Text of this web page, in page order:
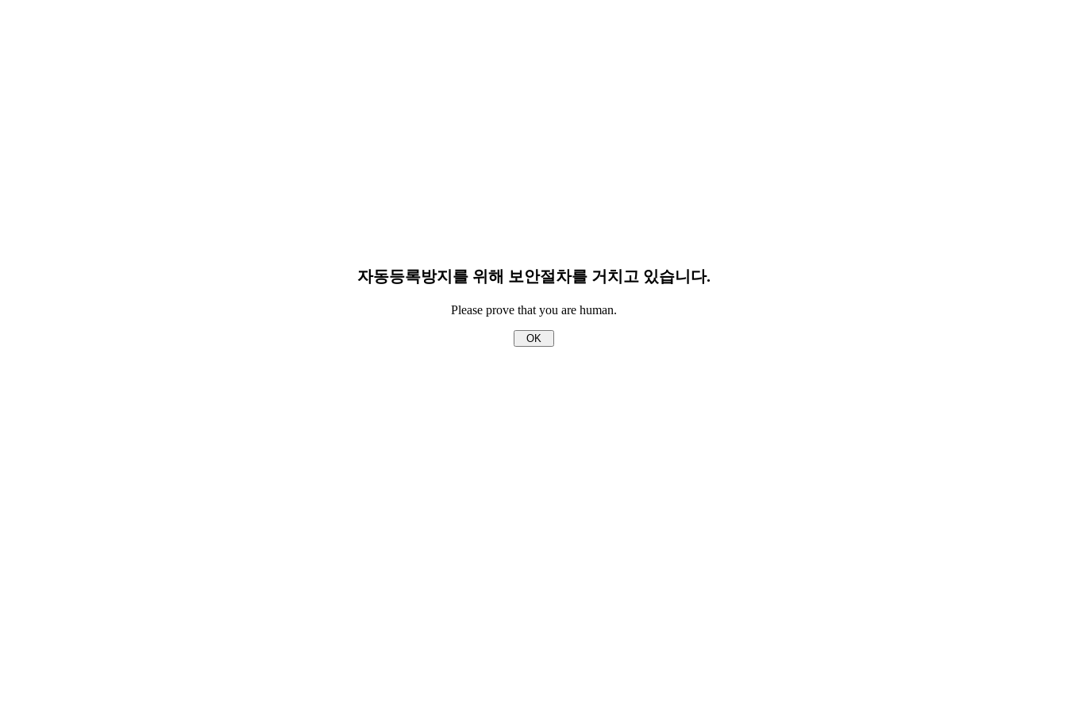
자동등록방지를 위해 보안절차를 거치고 있습니다.
Please prove that you are human.